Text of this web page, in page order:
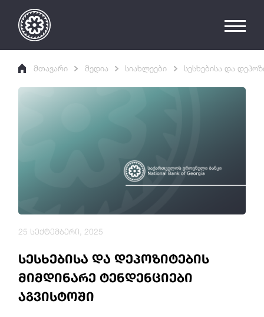
მთავარი მედია სიახლეები სესხებისა და
სესხებისა და დეპოზიტების
მიმდინარე ტენდენციები
აგვისტოში
25 სექტემბერი, 2025